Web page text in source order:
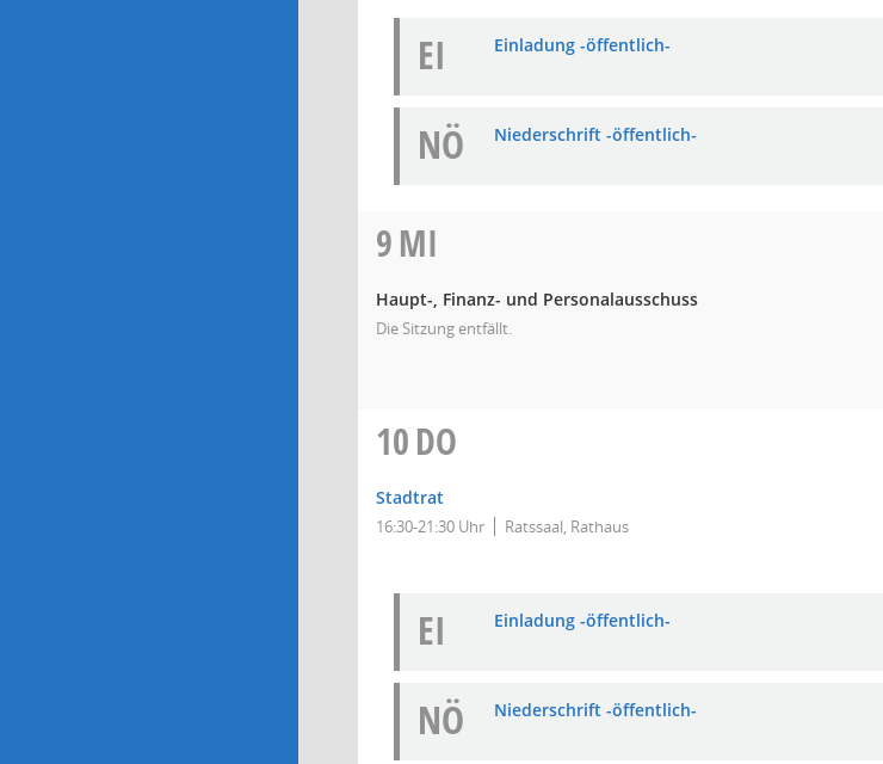
EI Einladung -öffentlich-
NÖ Niederschrift -öffentlich-
9MI
Haupt-, Finanz- und Personalausschuss
Die Sitzung entfällt.
10DO
Stadtrat
16:30-21:30 Uhr Ratssaal, Rathaus
EI Einladung -öffentlich-
NÖ Niederschrift -öffentlich-